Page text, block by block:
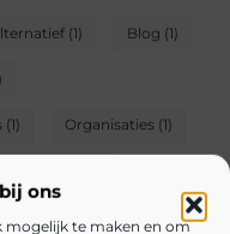
ons
mogelijk te maken en om
(1) Blog (1)
(1) Organisaties (1)